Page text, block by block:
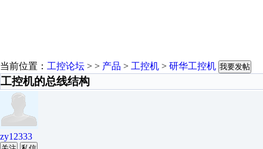
当前位置： 工控论坛 > > 产品 > 工控机 > 研华工控机 我要发帖
工控机的总线结构
zy12333